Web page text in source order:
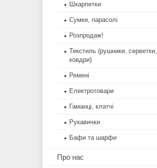
Шкарпетки
Сумки, парасолі
Розпродаж!
Текстиль (рушники, серветки,
ковдри)
Ремені
Електротовари
Гаманці, клатчі
Рукавички
Бафи та шарфи
Про нас